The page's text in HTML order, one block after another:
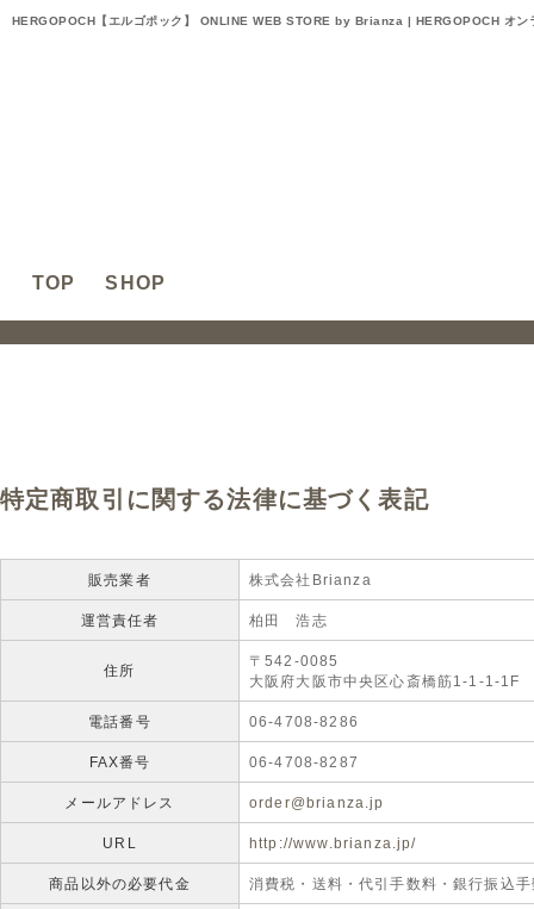
HERGOPOCH【エルゴポック】 ONLINE WEB STORE by Brianza | HERGOPOCH オン
TOP SHOP
特定商取引に関する法律に基づく表記
販売業者 株式会社Brianza
運営責任者 柏田 浩志
住所
〒542-0085
大阪府大阪市中央区心斎橋筋1-1-1-1F
電話番号 06-4708-8286
FAX番号 06-4708-8287
メールアドレス order@brianza.jp
URL http://www.brianza.jp/
商品以外の必要代金 消費税・送料・代引手数料・銀行振込